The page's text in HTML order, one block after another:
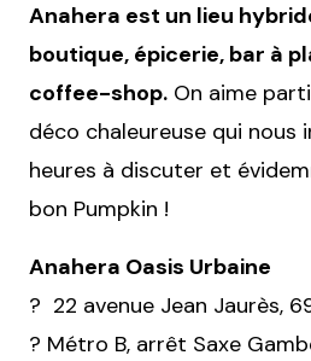
Anahera est un lieu
boutique, épicerie, bar à
coffee-shop. On aime
déco chaleureuse qui nous
heures à discuter et
bon Pumpkin !
Anahera Oasis Urbaine
? 22 avenue Jean Jaurès,
? Métro B, arrêt Saxe